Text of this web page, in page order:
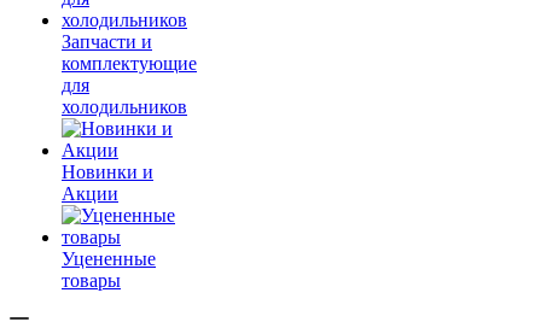
Запчасти и
комплектующие
для
холодильников
Новинки и
Акции
Уцененные
товары